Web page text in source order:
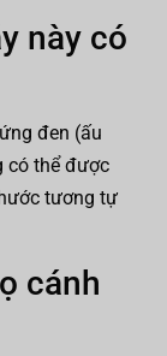
này có
đen (ấu
có thể được
tương tự
cánh